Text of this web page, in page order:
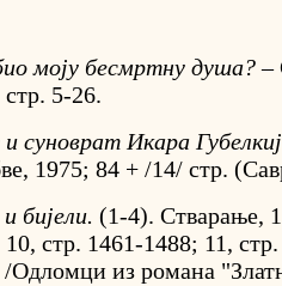
моју бесмртну душа? –
5-26.
суноврат Икара
1975; 84 + /14/ стр.
бијели. (1-4). Стварање,
стр. 1461-1488; 11,
/Одломци из романа